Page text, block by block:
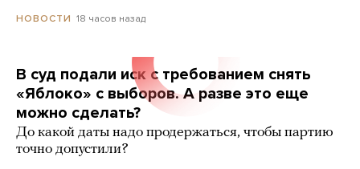
НОВОСТИ 18 часов назад
В суд подали иск с требованием снять
«Яблоко» с выборов. А разве это еще
можно сделать?
До какой даты надо продержаться, чтобы партию
точно допустили?